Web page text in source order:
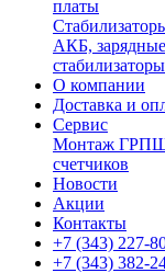
платы
АКБ,
О компании
Доставка и
Сервис
Монтаж
счетчиков
Новости
Акции
Контакты
+7 (343) 227-
+7 (343) 382-